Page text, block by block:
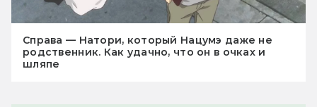
Справа — Натори, который Нацумэ даже не
родственник. Как удачно, что он в очках и
шляпе